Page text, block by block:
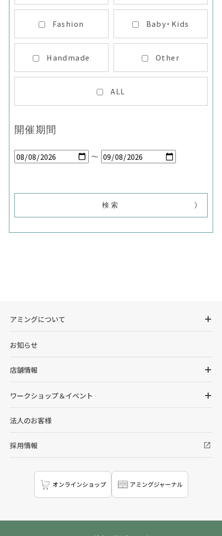
Fashion Baby・Kids
Handmade Other
ALL
開催期間
～
アミングについて
お知らせ
店舗情報
ワークショップ＆イベント
法人のお客様
採用情報
オンラインショップ アミングジャーナル